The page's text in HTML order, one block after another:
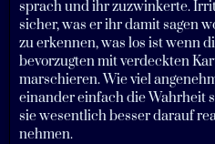
sprach und ihr zuzwinkerte.
sicher, was er ihr damit sagen
zu erkennen, was los ist wenn
bevorzugten mit verdeckten
marschieren. Wie viel
einander einfach die Wahrheit
sie wesentlich besser darauf
nehmen.